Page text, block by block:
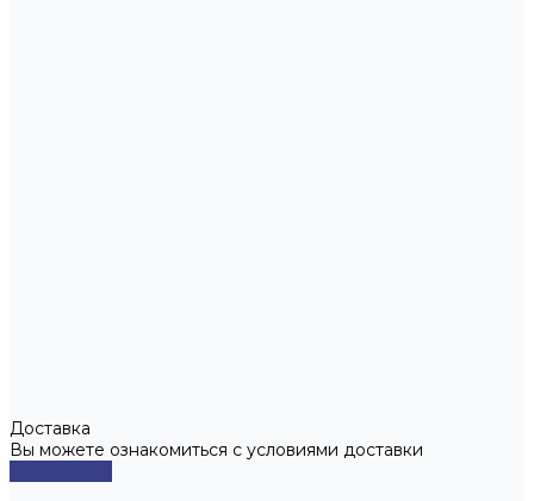
Доставка
Вы можете ознакомиться с условиями доставки